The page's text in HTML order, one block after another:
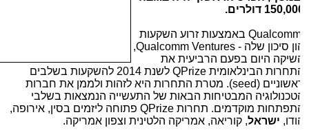
דולרים.
באמצעות זרוע השקעות
סיכון שלה - Qualcomm Ventures
,
היום בפעם הרביעית את
הבינלאומיתQPrize
לשנת 2014 להשקעות בשלבים
(seed). מטרת התחרות היא לזהות ולממן את חברות
המבטיחות הבאות של התעשייה הנמצאות בשלבי
מוקדמים. תחרותQPrizeפתוחה ליזמים בסין, אירופה,
ישראל, קוריאה, אמריקה הלטינית וצפון אמריקה.